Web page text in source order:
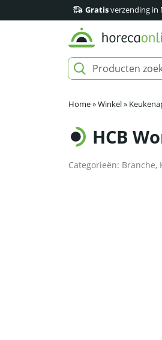
Gratisverzending in
Home»Winkel»
HCB
Categorieën: Branche,